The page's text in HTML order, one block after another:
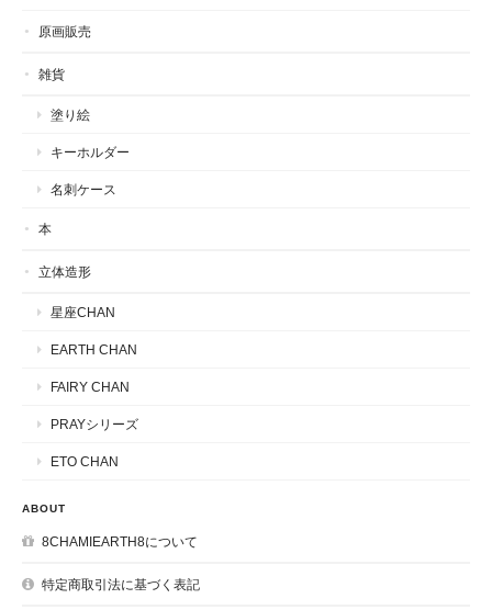
原画販売
雑貨
塗り絵
キーホルダー
名刺ケース
本
立体造形
星座CHAN
EARTH CHAN
FAIRY CHAN
PRAYシリーズ
ETO CHAN
ABOUT
8CHAMIEARTH8について
特定商取引法に基づく表記